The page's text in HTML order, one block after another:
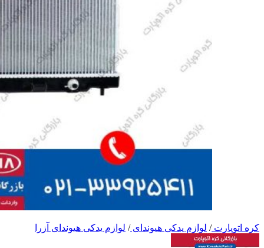
کره اتوپارت/ لوازم یدکی هیوندای/ لوازم یدکی هیوندای آزرا